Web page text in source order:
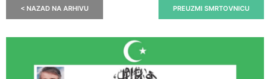
< NAZAD NA ARHIVU PREUZMI SMRTOVNICU